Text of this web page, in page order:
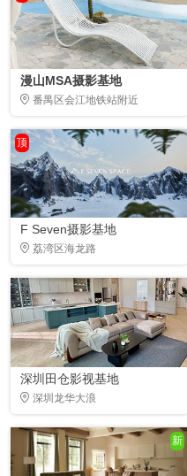
漫山MSA摄影基地
番禺区会江地铁站附近
顶
F Seven摄影基地
荔湾区海龙路
深圳田仓影视基地
深圳龙华大浪
新